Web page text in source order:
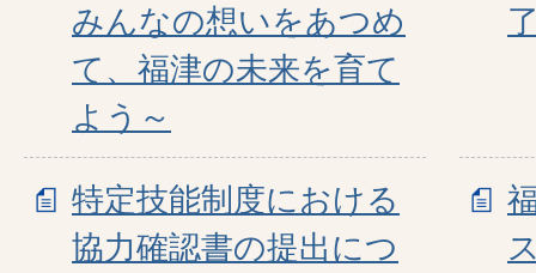
みんなの想いをあつめ
て、福津の未来を育て
よう～
特定技能制度における
協力確認書の提出につ